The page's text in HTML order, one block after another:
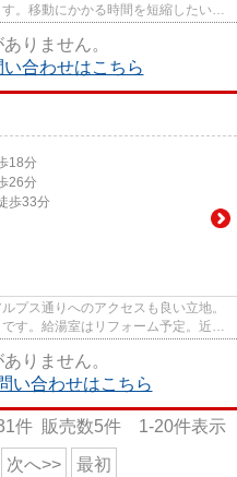
。移動にかかる時間を短縮したいの
りません。
合わせはこちら
18分
26分
歩33分
プス通りへのアクセスも良い立地。
す。給湯室はリフォーム予定。近隣
りません。
い合わせはこちら
件 販売数5件 1-20件表示
次へ>> 最初